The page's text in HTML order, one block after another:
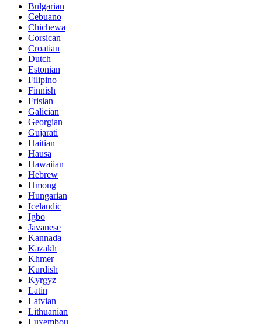
Bulgarian
Cebuano
Chichewa
Corsican
Croatian
Dutch
Estonian
Filipino
Finnish
Frisian
Galician
Georgian
Gujarati
Haitian
Hausa
Hawaiian
Hebrew
Hmong
Hungarian
Icelandic
Igbo
Javanese
Kannada
Kazakh
Khmer
Kurdish
Kyrgyz
Latin
Latvian
Lithuanian
Luxembou..